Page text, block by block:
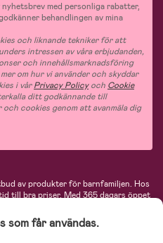
med personliga rabatter,
behandlingen av mina
och liknande tekniker för att
intressen av våra erbjudanden,
och innehållsmarknadsföring
om hur vi använder och skyddar
i vårPrivacy Policyoch Cookie
ditt godkännande till
cookies genom att avanmäla dig
av produkter för barnfamiljen. Hos
till bra priser.Med 365 dagars öppet
bilstolar, kläder för barn och
inspirerande inredning, leksaker,
som får användas.